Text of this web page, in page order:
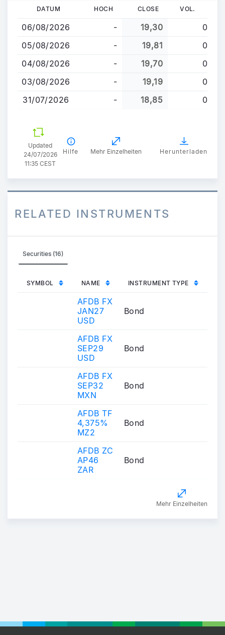
Direkt
Inhalt
DATUM HOCH CLOSE VOL.
06/08/2026 - 19,30
0
05/08/2026
- 19,81
0
04/08/2026
- 19,70
0
03/08/2026
- 19,19
0
31/07/2026
- 18,85 0
Updated
24/07/2026
11:35 CEST
Hilfe Mehr Einzelheiten Herunterladen
RELATED INSTRUMENTS
Securities (16)
SYMBOL NAME INSTRUMENT TYPE
AFDB FX
JAN27
USD
Bond
AFDB FX
SEP29
USD
Bond
AFDB FX
SEP32
MXN
Bond
AFDB TF
4,375%
MZ2
Bond
AFDB ZC
AP46
ZAR
Bond
Mehr Einzelheiten